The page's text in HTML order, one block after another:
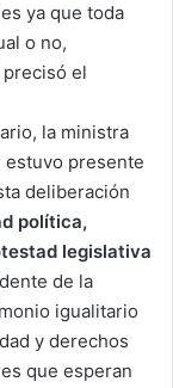
ya que toda
o no,
el
la ministra
estuvo presente
deliberación
política,
legislativa
de la
igualitario
y derechos
que esperan